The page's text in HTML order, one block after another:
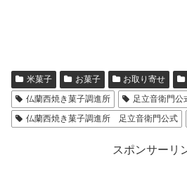
米菓子 お菓子 お取り寄せ
仏蘭西焼き菓子調進所
足立音衛門公
仏蘭西焼き菓子調進所 足立音衛門公式
スポンサーリ